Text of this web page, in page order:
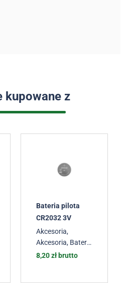
kupowane z
Bateria pilota
CR2032 3V
Akcesoria,
Akcesoria, Baterie
do pilotów
8,20zł brutto